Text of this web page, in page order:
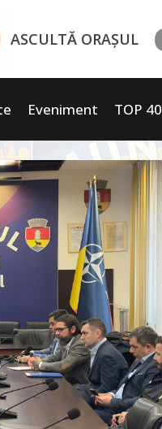
ASCULTĂ ORAȘUL
Eveniment TOP 40